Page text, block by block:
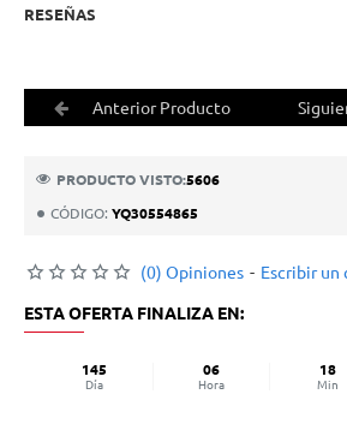
RESEÑAS
Anterior Producto
CÓDIGO: YQ30554865
PRODUCTO VISTO:5606
(0) Opiniones - Escribir
ESTA OFERTA FINALIZA EN:
145
Día
06
Hora
18
Min